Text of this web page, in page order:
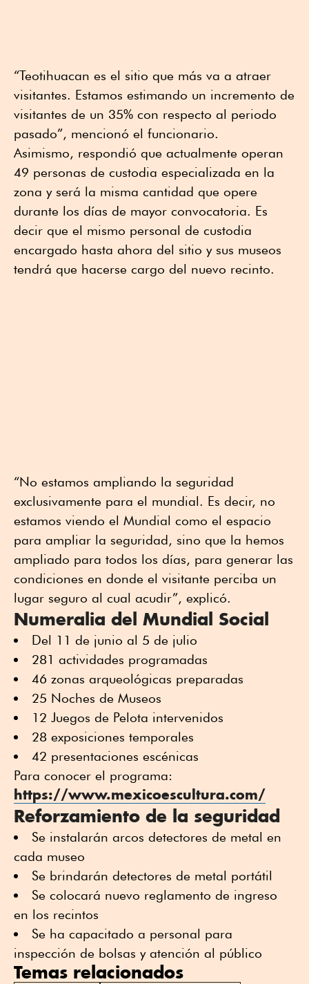
“Teotihuacan es el sitio que más va a atraer
visitantes. Estamos estimando un incremento de
visitantes de un 35% con respecto al periodo
pasado”, mencionó el funcionario.
Asimismo, respondió que actualmente operan
49 personas de custodia especializada en la
zona y será la misma cantidad que opere
durante los días de mayor convocatoria. Es
decir que el mismo personal de custodia
encargado hasta ahora del sitio y sus museos
tendrá que hacerse cargo del nuevo recinto.
“No estamos ampliando la seguridad
exclusivamente para el mundial. Es decir, no
estamos viendo el Mundial como el espacio
para ampliar la seguridad, sino que la hemos
ampliado para todos los días, para generar las
condiciones en donde el visitante perciba un
lugar seguro al cual acudir”, explicó.
Numeralia del Mundial Social
Del 11 de junio al 5 de julio
281 actividades programadas
46 zonas arqueológicas preparadas
25 Noches de Museos
12 Juegos de Pelota intervenidos
28 exposiciones temporales
42 presentaciones escénicas
Para conocer el programa:
https://www.mexicoescultura.com/
Reforzamiento de la seguridad
Se instalarán arcos detectores de metal en
cada museo
Se brindarán detectores de metal portátil
Se colocará nuevo reglamento de ingreso
en los recintos
Se ha capacitado a personal para
inspección de bolsas y atención al público
Temas relacionados